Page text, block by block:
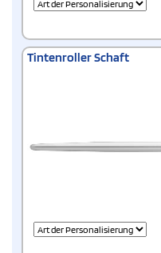
Tintenroller Schaft